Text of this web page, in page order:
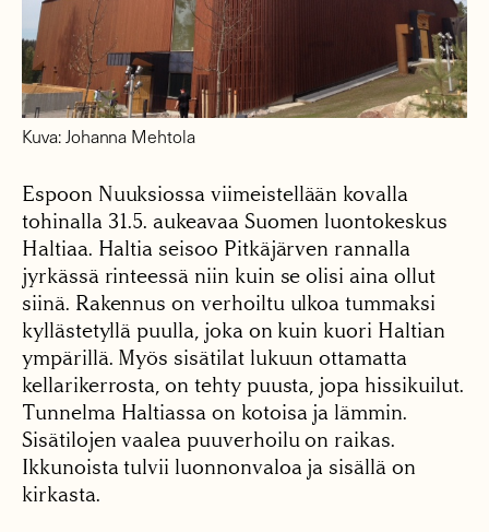
Kuva: Johanna Mehtola
Espoon Nuuksiossa viimeistellään kovalla
tohinalla 31.5. aukeavaa Suomen luontokeskus
Haltiaa. Haltia seisoo Pitkäjärven rannalla
jyrkässä rinteessä niin kuin se olisi aina ollut
siinä. Rakennus on verhoiltu ulkoa tummaksi
kyllästetyllä puulla, joka on kuin kuori Haltian
ympärillä. Myös sisätilat lukuun ottamatta
kellarikerrosta, on tehty puusta, jopa hissikuilut.
Tunnelma Haltiassa on kotoisa ja lämmin.
Sisätilojen vaalea puuverhoilu on raikas.
Ikkunoista tulvii luonnonvaloa ja sisällä on
kirkasta.